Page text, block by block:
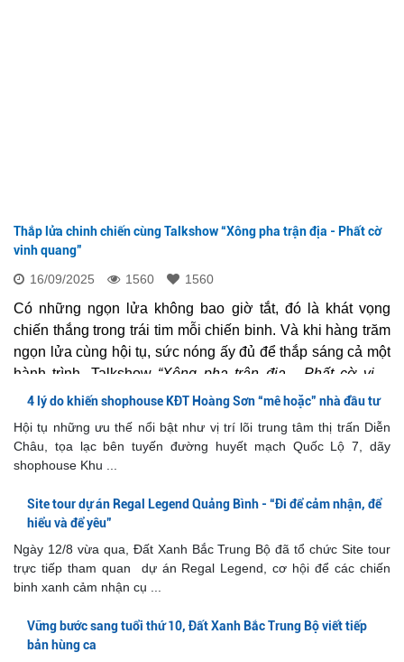
Thắp lửa chinh chiến cùng Talkshow “Xông pha trận địa - Phất cờ
vinh quang”
16/09/2025
1560 1560
Có những ngọn lửa không bao giờ tắt, đó là khát vọng
chiến thắng trong trái tim mỗi chiến binh. Và khi hàng trăm
ngọn lửa cùng hội tụ, sức nóng ấy đủ để thắp sáng cả một
hành trình. Talkshow “Xông pha trận địa - Phất cờ vinh
quang”ra đời như một điểm hẹn đặc biệt, nơi tinh thần quả
thêm, để đội ngũ Đất Xanh Bắc Trung Bộ cùng nhau bứt
phá, chạm tới những vinh quang mới trên hành trình chinh
4 lý do khiến shophouse KĐT Hoàng Sơn “mê hoặc” nhà đầu tư
Hội tụ những ưu thế nổi bật như vị trí lõi trung tâm thị trấn Diễn
Châu, tọa lạc bên tuyến đường huyết mạch Quốc Lộ 7, dãy
shophouse Khu ...
Site tour dự án Regal Legend Quảng Bình - “Đi để cảm nhận, để
hiểu và để yêu”
Ngày 12/8 vừa qua, Đất Xanh Bắc Trung Bộ đã tổ chức Site tour
trực tiếp tham quan dự án Regal Legend, cơ hội để các chiến
binh xanh cảm nhận cụ ...
Vững bước sang tuổi thứ 10, Đất Xanh Bắc Trung Bộ viết tiếp
bản hùng ca